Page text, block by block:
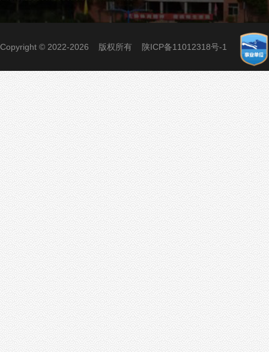
Copyright © 2022-2026 版权所有 陕ICP备11012318号-1